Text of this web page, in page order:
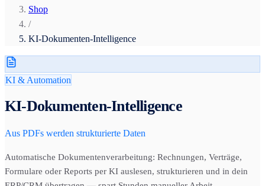
Shop
/
KI-Dokumenten-Intelligence
KI & Automation
KI-Dokumenten-Intelligence
Aus PDFs werden strukturierte Daten
Automatische Dokumentenverarbeitung: Rechnungen, Verträge,
Formulare oder Reports per KI auslesen, strukturieren und in dein